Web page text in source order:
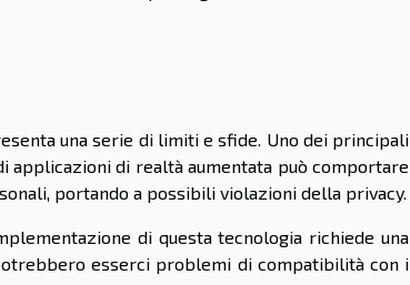
una serie di limiti e sfide. Uno dei principali
applicazioni di realtà aumentata può comportare
portando a possibili violazioni della privacy.
di questa tecnologia richiede una
esserci problemi di compatibilità con i